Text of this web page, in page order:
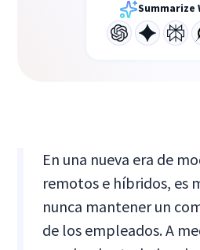
Summarize
En una nueva era de
remotos e híbridos, es
nunca mantener un
de los empleados. A